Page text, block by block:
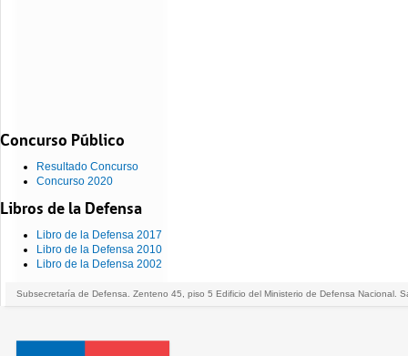
Concurso Público
Resultado Concurso
Concurso 2020
Libros de la Defensa
Libro de la Defensa 2017
Libro de la Defensa 2010
Libro de la Defensa 2002
Subsecretaría de Defensa. Zenteno 45, piso 5 Edificio del Ministerio de Defensa Nacional.